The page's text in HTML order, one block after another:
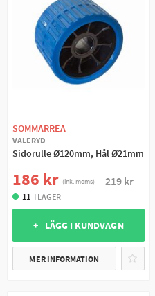
SOMMARREA
VALERYD
Sidorulle Ø120mm, Hål Ø21mm
186 kr (ink. moms) 219 kr
11 I LAGER
+ LÄGG I KUNDVAGN
MER INFORMATION